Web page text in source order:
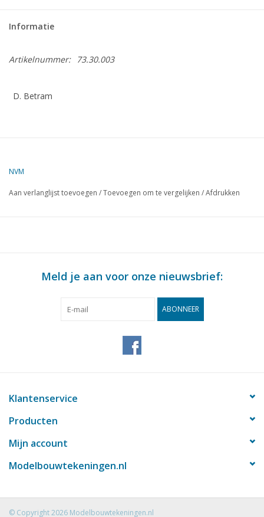
Informatie
Artikelnummer: 73.30.003
D. Betram
NVM
Aan verlanglijst toevoegen /Toevoegen om te vergelijken /Afdrukken
Meld je aan voor onze nieuwsbrief:
ABONNEER
Klantenservice
Producten
Mijn account
Modelbouwtekeningen.nl
© Copyright 2026 Modelbouwtekeningen.nl